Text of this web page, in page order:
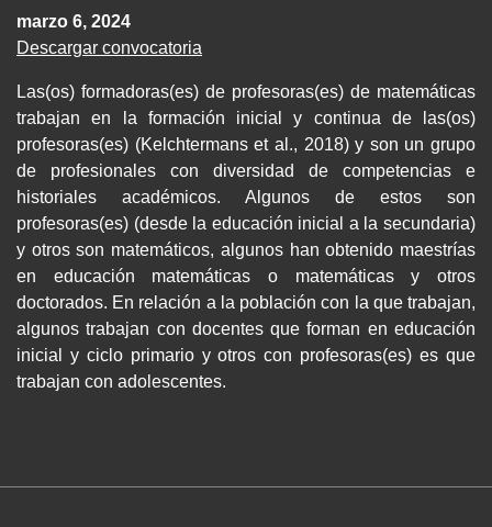
marzo 6, 2024
Descargar convocatoria
Las(os) formadoras(es) de profesoras(es) de matemáticas
trabajan en la formación inicial y continua de las(os)
profesoras(es) (Kelchtermans et al., 2018) y son un grupo
de profesionales con diversidad de competencias e
historiales académicos. Algunos de estos son
profesoras(es) (desde la educación inicial a la secundaria)
y otros son matemáticos, algunos han obtenido maestrías
en educación matemáticas o matemáticas y otros
doctorados. En relación a la población con la que trabajan,
algunos trabajan con docentes que forman en educación
inicial y ciclo primario y otros con profesoras(es) es que
trabajan con adolescentes.